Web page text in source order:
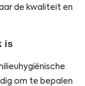
de kwaliteit en
is
om te bepalen